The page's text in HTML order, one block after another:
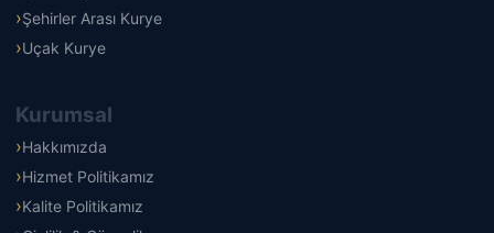
Şehirler Arası Kurye
Uçak Kurye
Kurumsal
Hakkımızda
Hizmet Politikamız
Kalite Politikamız